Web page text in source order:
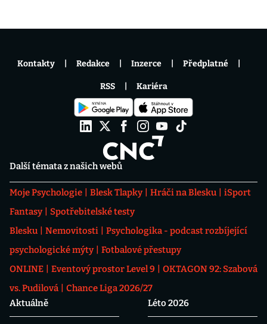
Další témata z našich webů
Moje Psychologie Blesk Tlapky Hráči na Blesku
iSport
Fantasy
Spotřebitelské testy
Blesku
Nemovitosti
Psychologika - podcast rozbíjející
psychologické mýty
Fotbalové přestupy
ONLINE
Eventový prostor Level 9
OKTAGON 92: Szabová
vs. Pudilová
Chance Liga 2026/27
Aktuálně
Léto 2026
Kontakty Redakce Inzerce Předplatné
RSS Kariéra